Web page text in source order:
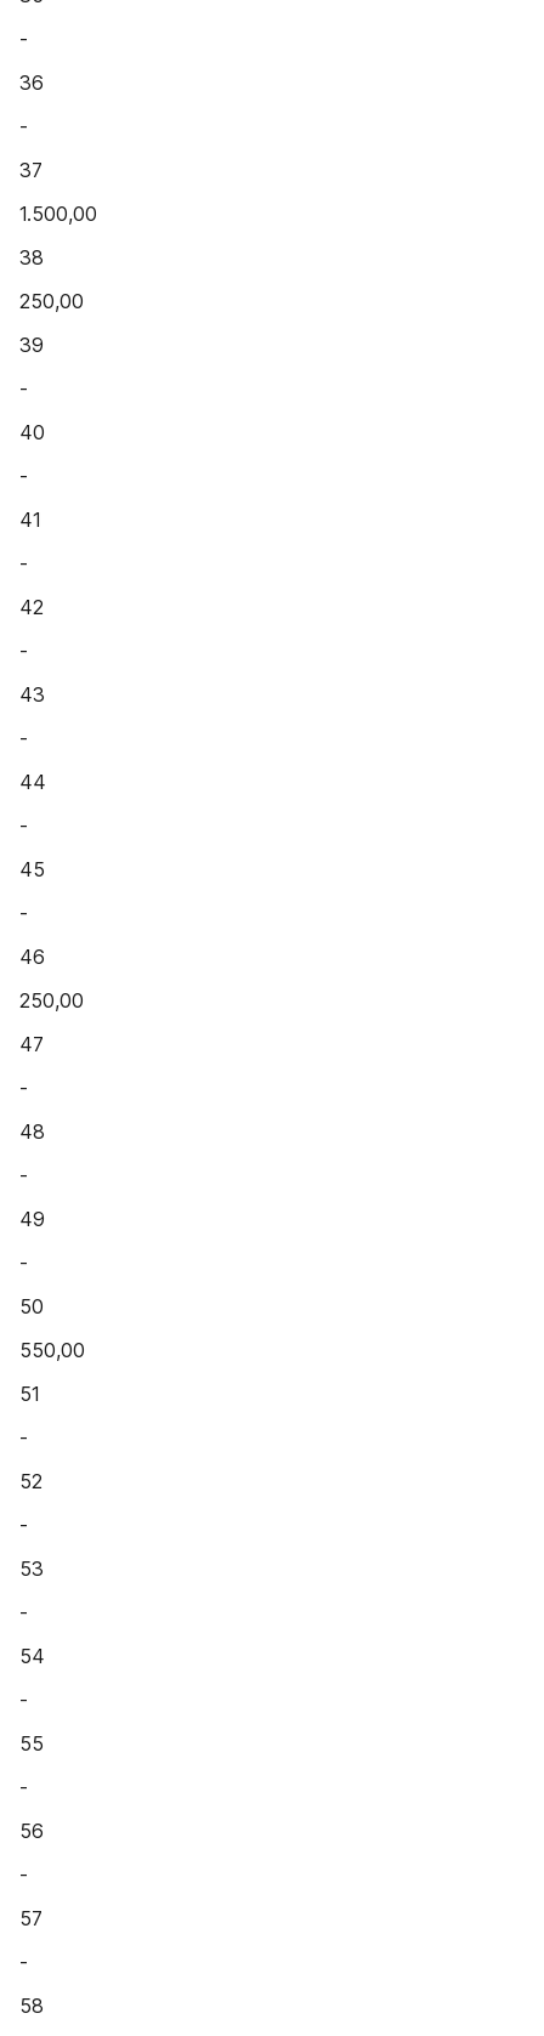
-
36
-
37
1.500,00
38
250,00
39
-
40
-
41
-
42
-
43
-
44
-
45
-
46
250,00
47
-
48
-
49
-
50
550,00
51
-
52
-
53
-
54
-
55
-
56
-
57
-
58